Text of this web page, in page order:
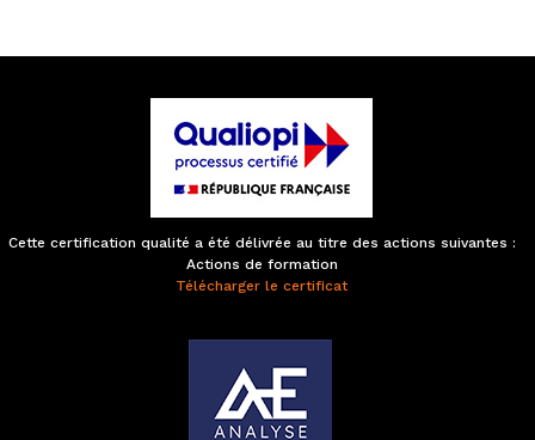
Cette certification qualité a été délivrée au titre des actions suivantes :
Actions de formation
Télécharger le certificat